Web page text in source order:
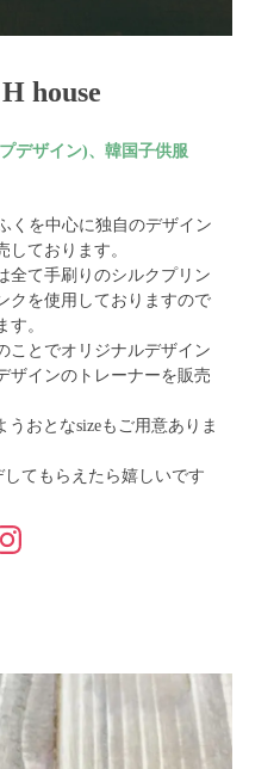
house
デザイン)、韓国子供服
くを中心に独自のデザイン
ております。
全て手刷りのシルクプリン
クを使用しておりますので
。
ことでオリジナルデザイン
ザインのトレーナーを販売
おとなsizeもご用意ありま
てもらえたら嬉しいです